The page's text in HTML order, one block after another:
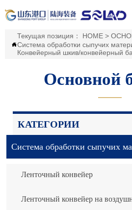

Текущая позиция： HOME>
Система обработки сыпучих
Конвейерный шкив/конвейерный
Основной
———
КАТЕГОРИИ
Система обработки сыпучих
Ленточный конвейер
Ленточный конвейер на